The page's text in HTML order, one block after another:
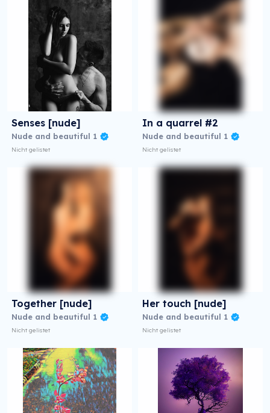
Senses [nude]
Nude and beautiful 1
Nicht gelistet
In a quarrel #2
Nude and beautiful 1
Nicht gelistet
Together [nude]
Nude and beautiful 1
Nicht gelistet
Her touch [nude]
Nude and beautiful 1
Nicht gelistet